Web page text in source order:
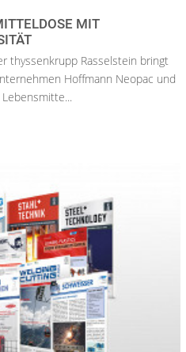
MIT
thyssenkrupp Rasselstein bringt
Hoffmann Neopac und